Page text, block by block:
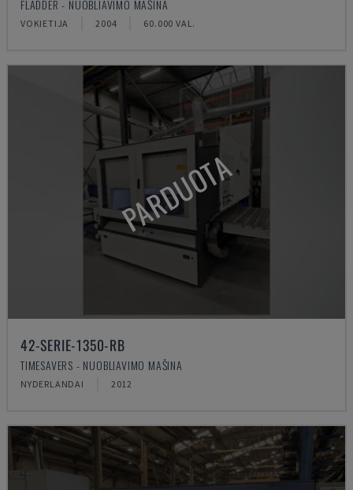
FLADDER - NUOBLIAVIMO MAŠINA
VOKIETIJA 2004 60.000 VAL.
PARDUOTA
42-SERIE-1350-RB
TIMESAVERS - NUOBLIAVIMO MAŠINA
NYDERLANDAI 2012